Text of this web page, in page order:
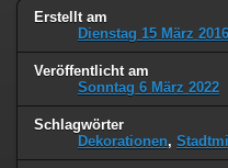
Erstellt am
Dienstag 15 März 2016
Veröffentlicht am
Sonntag 6 März 2022
Schlagwörter
Dekorationen,